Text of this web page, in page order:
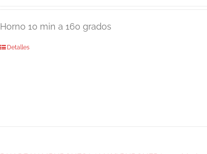
Horno 10 min a 160 grados
Detalles